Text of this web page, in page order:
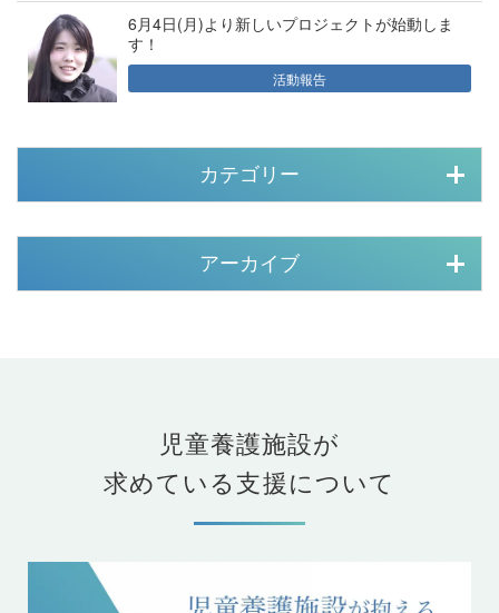
6月4日(月)より新しいプロジェクトが始動しま
す！
活動報告
カテゴリー
アーカイブ
児童養護施設が
求めている支援について